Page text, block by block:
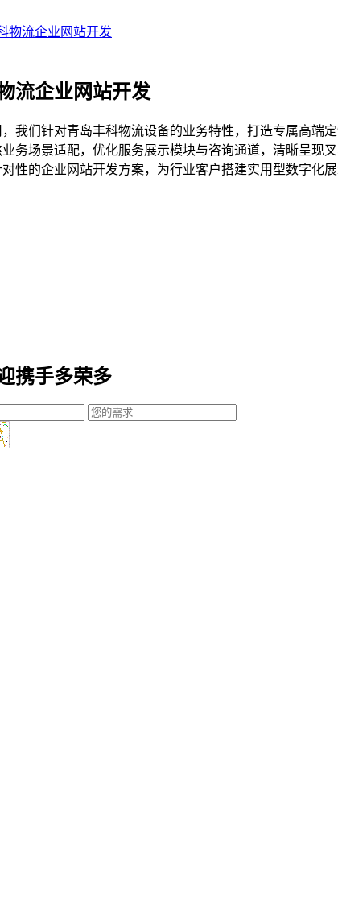
物流企业网站开发
流企业网站开发
我们针对青岛丰科物流设备的业务特性，打造专属高
务场景适配，优化服务展示模块与咨询通道，清晰呈现
性的企业网站开发方案，为行业客户搭建实用型数字化
携手多荣多